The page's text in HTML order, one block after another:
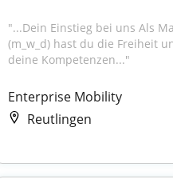
"...Dein Einstieg bei uns Als
(m_w_d) hast du die Freiheit
deine Kompetenzen..."
Enterprise Mobility
Reutlingen